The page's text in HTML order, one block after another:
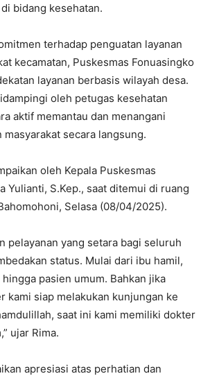
bidang kesehatan.
terhadap penguatan layanan
kecamatan, Puskesmas Fonuasingko
layanan berbasis wilayah desa.
oleh petugas kesehatan
aktif memantau dan menangani
secara langsung.
oleh Kepala Puskesmas
Yulianti, S.Kep., saat ditemui di ruang
Selasa (08/04/2025).
pelayanan yang setara bagi seluruh
status. Mulai dari ibu hamil,
pasien umum. Bahkan jika
kami siap melakukan kunjungan ke
saat ini kami memiliki dokter
ujar Rima.
apresiasi atas perhatian dan